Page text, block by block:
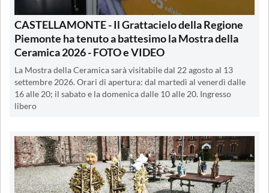
CASTELLAMONTE - Il Grattacielo della Regione
Piemonte ha tenuto a battesimo la Mostra della
Ceramica 2026 - FOTO e VIDEO
La Mostra della Ceramica sarà visitabile dal 22 agosto al 13
settembre 2026. Orari di apertura: dal martedì al venerdì dalle
16 alle 20; il sabato e la domenica dalle 10 alle 20. Ingresso
libero